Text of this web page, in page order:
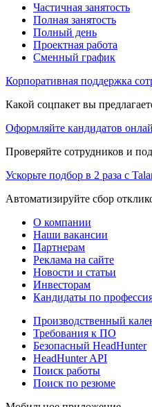
Частичная занятость
Полная занятость
Полный день
Проектная работа
Сменный график
Корпоративная поддержка
Какой соцпакет вы
Оформляйте кандидатов
Проверяйте сотрудников и
Ускорьте подбор в 2 раза с
Автоматизируйте сбор
О компании
Наши вакансии
Партнерам
Реклама на сайте
Новости и статьи
Инвесторам
Кандидаты по
Производственный
Требования к ПО
Безопасный HeadHunter
HeadHunter API
Поиск работы
Поиск по резюме